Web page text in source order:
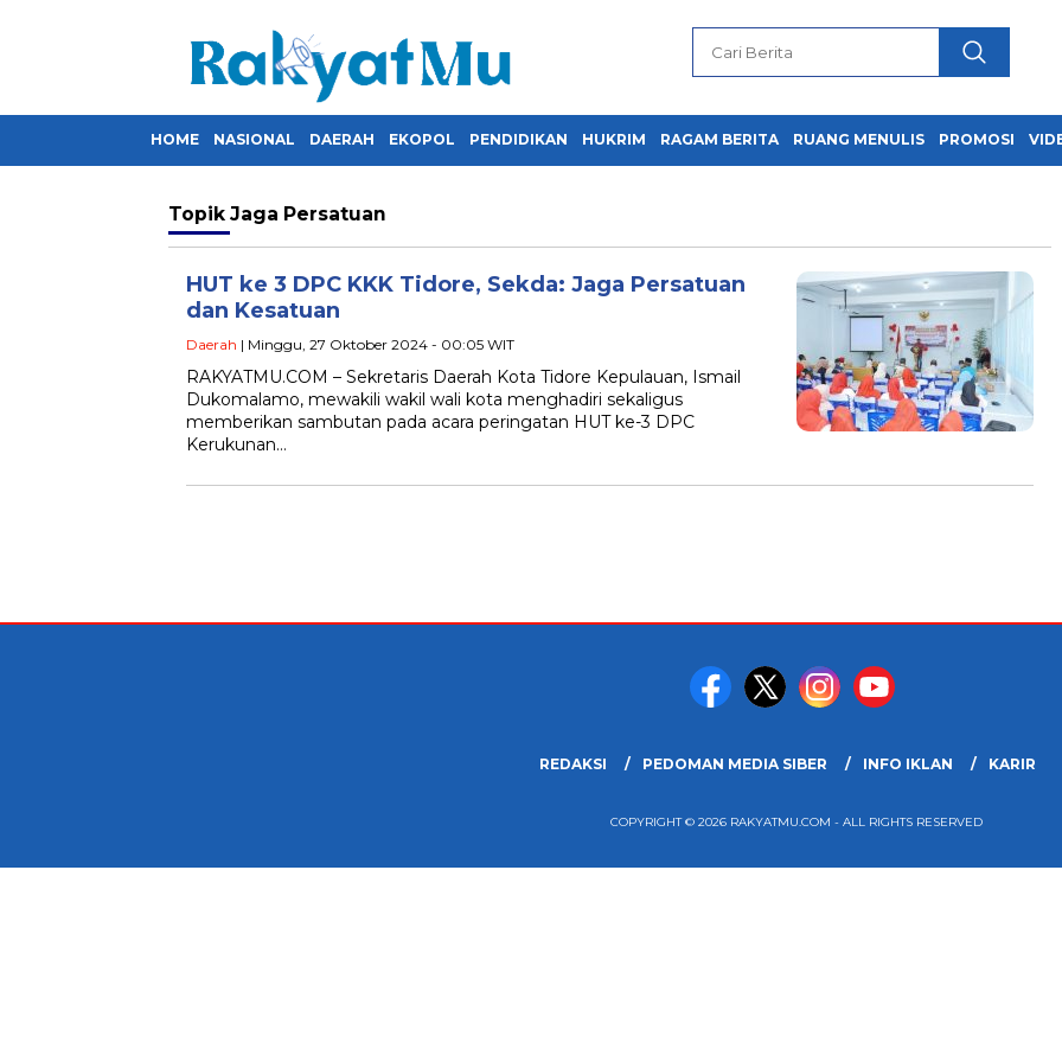
HOME NASIONAL DAERAH EKOPOL PENDIDIKAN HUKRIM RAGAM BERITA RUANG MENULIS PROMOSI
Topik Jaga Persatuan
HUT ke 3 DPC KKK Tidore, Sekda: Jaga Persatuan
dan Kesatuan
Daerah | Minggu, 27 Oktober 2024 - 00:05 WIT
RAKYATMU.COM – Sekretaris Daerah Kota Tidore Kepulauan, Ismail
Dukomalamo, mewakili wakil wali kota menghadiri sekaligus
memberikan sambutan pada acara peringatan HUT ke-3 DPC
Kerukunan…
REDAKSI PEDOMAN MEDIA SIBER INFO IKLAN KARIR
COPYRIGHT © 2026 RAKYATMU.COM - ALL RIGHTS RESERVED